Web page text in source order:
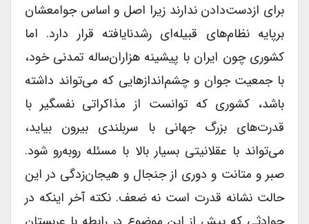
برای ازدست‌دادن ندارند زیرا اصل و اساس جوامعشان
برپایه نظام‌های قبیله‌ای رشد‌نایافته قرار دارد. اما
کشوری چون ایران با پیشینه هزاران‌ساله تمدنی خود،
با جمعیت جوان و چشم‌اندازهایی که می‌تواند داشته
باشد، کشوری که توانست از مذاکراتی نفسگیر با
قدرت‌های بزرگ جهانی با سربلندی بیرون بیاید،
می‌تواند با عقلانیتی بسیار بالا با مسئله روبه‌رو شود.
صبر و متانت و دوری از جنجال و هیجان‌زدگی در این
حالت نشانه قدرت است نه ضعف. نکته آخر اینکه در